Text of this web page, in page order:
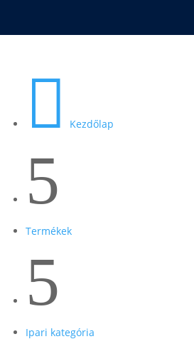
 Kezdőlap
5
Termékek
5
Ipari kategória